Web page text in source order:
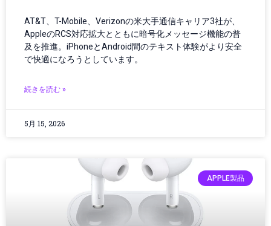
グローバルガバナンス
グローバルテック
グローバルニュース
グローバルビジネス
ゲーミング
ゲーミングPC
ゲーミング端末
ゲームガジェット
ゲームニュース
AT&T、T-Mobile、Verizonの米大手通信キャリア3社が、
AppleのRCS対応拡大とともに暗号化メッセージ機能の普
及を推進。iPhoneとAndroid間のテキスト体験がより安全
で快適になろうとしています。
続きを読む »
5月 15, 2026
APPLE製品